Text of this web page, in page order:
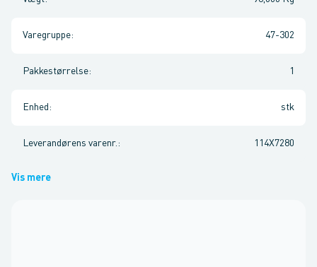
Varegruppe: 47-302
Pakkestørrelse: 1
Enhed : stk
Leverandørens varenr. : 114X7280
Vis mere